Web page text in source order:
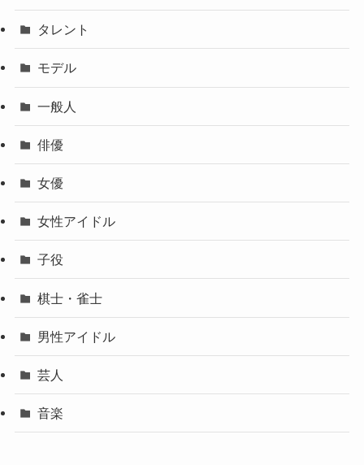
タレント
モデル
一般人
俳優
女優
女性アイドル
子役
棋士・雀士
男性アイドル
芸人
音楽